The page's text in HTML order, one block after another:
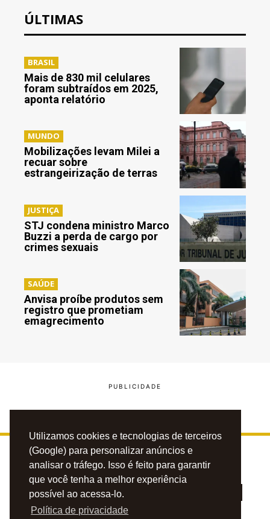
Utilizamos cookies e tecnologias de terceiros
(Google) para personalizar anúncios e
analisar o tráfego. Isso é feito para garantir
que você tenha a melhor experiência
possível ao acessa-lo.
Política de privacidade
ÚLTIMAS
BRASIL
Mais de 830 mil celulares
foram subtraídos em 2025,
aponta relatório
MUNDO
Mobilizações levam Milei a
recuar sobre
estrangeirização de terras
JUSTIÇA
STJ condena ministro Marco
Buzzi a perda de cargo por
crimes sexuais
SAÚDE
Anvisa proíbe produtos sem
registro que prometiam
emagrecimento